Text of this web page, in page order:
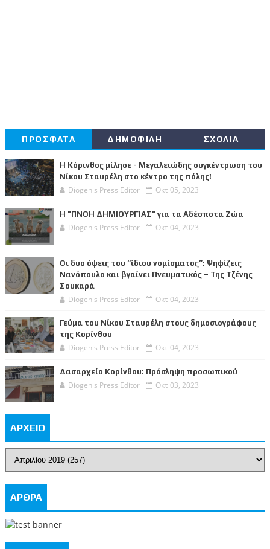
ΠΡΟΣΦΑΤΑ ΔΗΜΟΦΙΛΗ ΣΧΟΛΙΑ
Η Κόρινθος μίλησε - Μεγαλειώδης συγκέντρωση του
Νίκου Σταυρέλη στο κέντρο της πόλης!
Diogenis Press Editor Οκτ 05, 2023
Η "ΠΝΟΗ ΔΗΜΙΟΥΡΓΙΑΣ" για τα Αδέσποτα Ζώα
Diogenis Press Editor Οκτ 04, 2023
Οι δυο όψεις του “ίδιου νομίσματος”: Ψηφίζεις
Νανόπουλο και βγαίνει Πνευματικός – Της Τζένης
Σουκαρά
Diogenis Press Editor Οκτ 04, 2023
Γεύμα του Νίκου Σταυρέλη στους δημοσιογράφους
της Κορίνθου
Diogenis Press Editor Οκτ 04, 2023
Δασαρχείο Κορίνθου: Πρόσληψη προσωπικού
Diogenis Press Editor Οκτ 03, 2023
ΑΡΧΕΙΟ
ΑΡΘΡΑ